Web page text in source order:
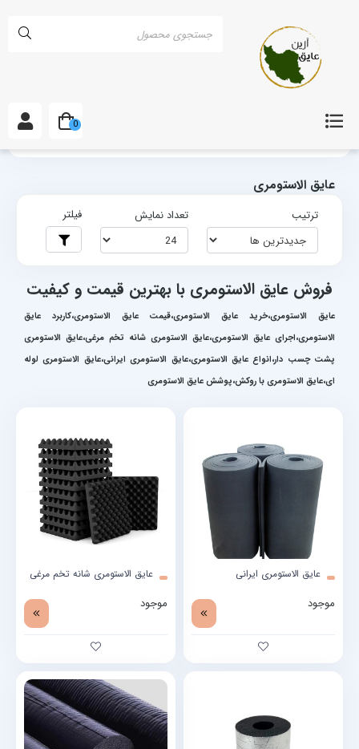
عایق الاستومری
ترتیب تعداد نمایش فیلتر
فروش عایق الاستومری با بهترین قیمت و کیفیت
عایق الاستومری،خرید عایق الاستومری،قیمت عایق الاستومری،کاربرد عایق
الاستومری،اجرای عایق الاستومری،عایق الاستومری شانه تخم مرغی،عایق الاستومری
پشت چسب دار،انواع عایق الاستومری،عایق الاستومری ایرانی،عایق الاستومری لوله
ای،عایق الاستومری با روکش،پوشش عایق الاستومری
عایق الاستومری ایرانی
موجود
عایق الاستومری شانه تخم مرغی
موجود
0